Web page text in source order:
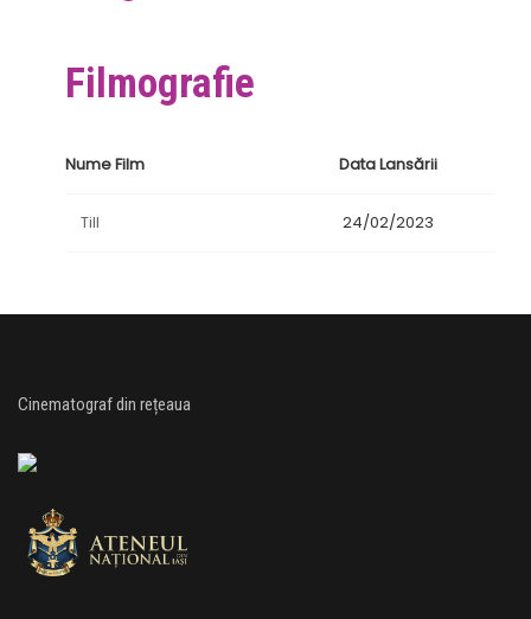
Filmografie
Nume Film Data Lansării
Till 24/02/2023
Cinematograf din rețeaua